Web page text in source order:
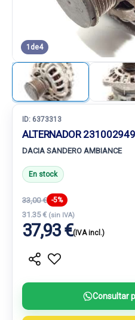
1 de4
ID: 6373313
ALTERNADOR
DACIA SANDERO AMBIANCE
En stock
33,00 € -5%
31.35 € (sin IVA)
37,93 €(IVA incl.)
Consultar